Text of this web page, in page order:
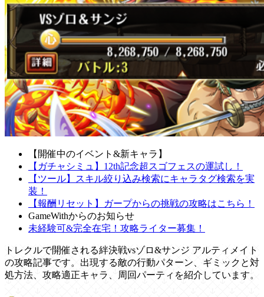
【開催中のイベント&新キャラ】
【ガチャシミュ】12th記念超スゴフェスの運試し！
【ツール】スキル絞り込み検索にキャラタグ検索を実
装！
【報酬リセット】ガープからの挑戦の攻略はこちら！
GameWithからのお知らせ
未経験可&完全在宅！攻略ライター募集！
トレクルで開催される絆決戦vsゾロ&サンジ アルティメイト
の攻略記事です。出現する敵の行動パターン、ギミックと対
処方法、攻略適正キャラ、周回パーティを紹介しています。